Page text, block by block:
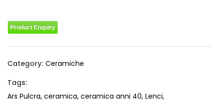
Product Enquiry
Category: Ceramiche
Tags:
Ars Pulcra, ceramica, ceramica anni 40, Lenci,